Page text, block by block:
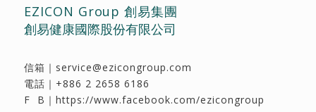
EZICON Group 創易集團
創易健康國際股份有限公司
信箱｜ service@ezicongroup.com
電話｜ +886 2 2658 6186
F B｜ https://www.facebook.com/ezicongroup